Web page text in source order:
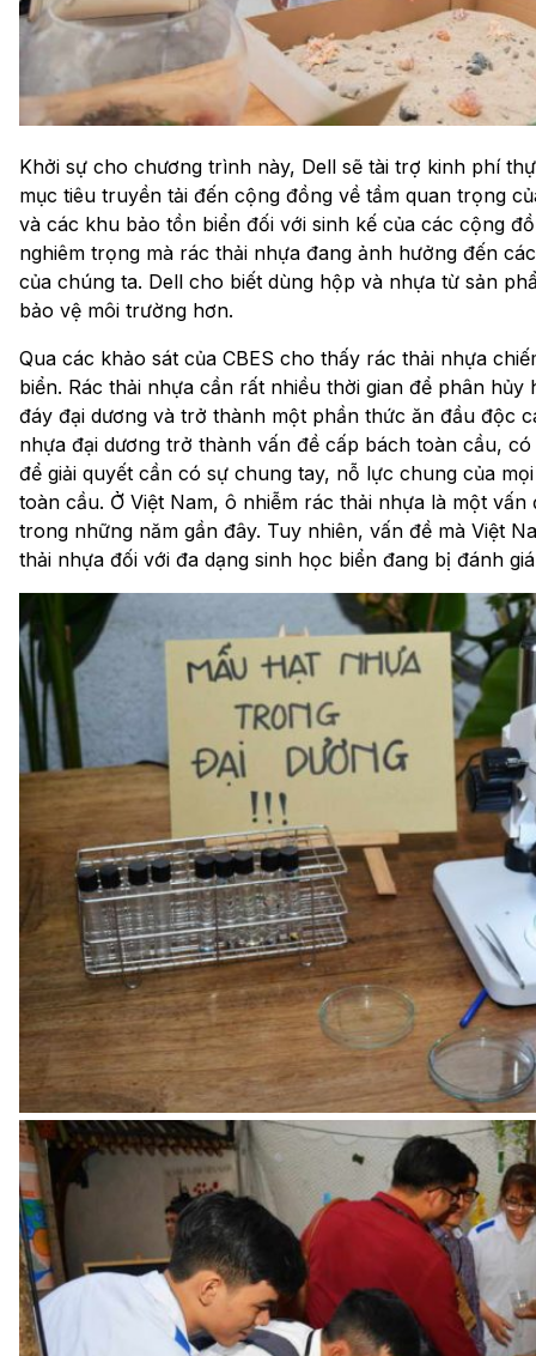
Khởi sự cho chương trình này, Dell sẽ tài trợ kinh phí
mục tiêu truyền tải đến cộng đồng về tầm quan trọng
và các khu bảo tồn biển đối với sinh kế của các cộng
nghiêm trọng mà rác thải nhựa đang ảnh hưởng đến
của chúng ta. Dell cho biết dùng hộp và nhựa từ sản
bảo vệ môi trường hơn.
Qua các khảo sát của CBES cho thấy rác thải nhựa
biển. Rác thải nhựa cần rất nhiều thời gian để phân
đáy đại dương và trở thành một phần thức ăn đầu độc
nhựa đại dương trở thành vấn đề cấp bách toàn cầu,
để giải quyết cần có sự chung tay, nỗ lực chung của
toàn cầu. Ở Việt Nam, ô nhiễm rác thải nhựa là một
trong những năm gần đây. Tuy nhiên, vấn đề mà Việt
thải nhựa đối với đa dạng sinh học biển đang bị đánh